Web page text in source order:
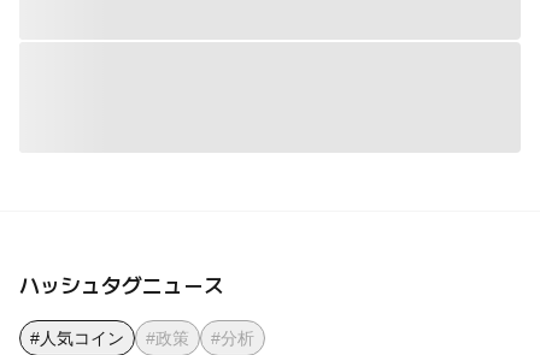
ハッシュタグニュース
#人気コイン #政策 #分析